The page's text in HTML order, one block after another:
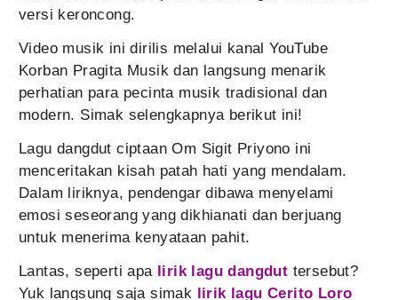
versi keroncong.
Video musik ini dirilis melalui kanal YouTube
Korban Pragita Musik dan langsung menarik
perhatian para pecinta musik tradisional dan
modern. Simak selengkapnya berikut ini!
Lagu dangdut ciptaan Om Sigit Priyono ini
menceritakan kisah patah hati yang mendalam.
Dalam liriknya, pendengar dibawa menyelami
emosi seseorang yang dikhianati dan berjuang
untuk menerima kenyataan pahit.
Lantas, seperti apa lirik lagu dangdut tersebut?
Yuk langsung saja simak lirik lagu Cerito Loro